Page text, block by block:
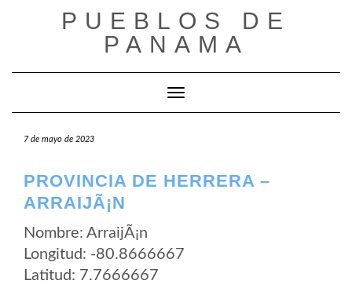
PUEBLOS DE
PANAMA
Cambiar modo de navegación
7 de mayo de 2023
PROVINCIA DE HERRERA –
ARRAIJÃ¡N
Nombre: ArraijÃ¡n
Longitud: -80.8666667
Latitud: 7.7666667